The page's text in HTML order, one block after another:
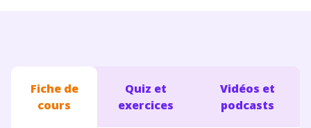
Fiche de
cours
Quiz et
exercices
Vidéos et
podcasts